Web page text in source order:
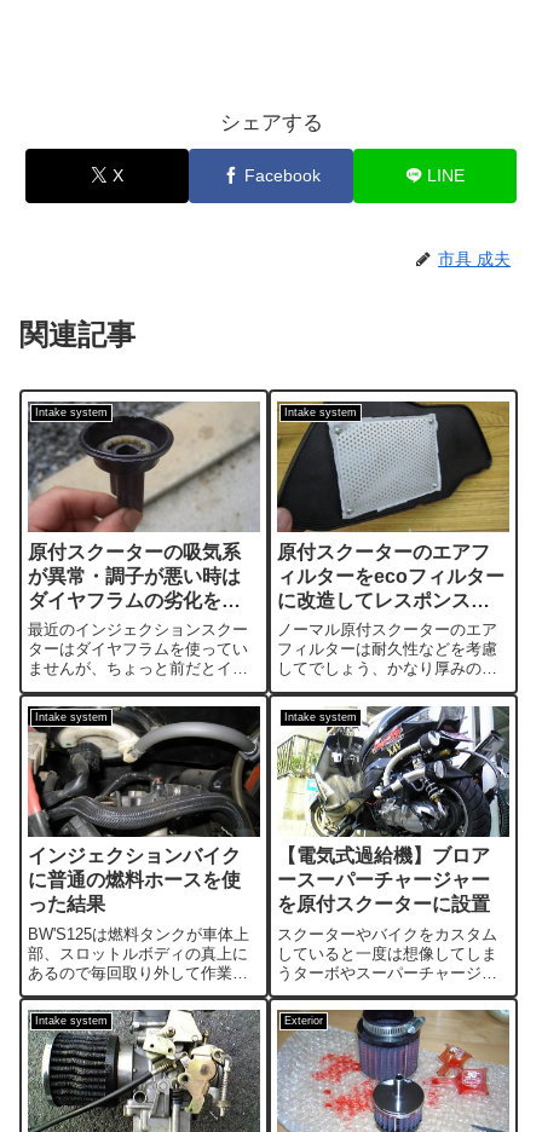
シェアする
X Facebook LINE
市具 成夫
関連記事
Intake system
原付スクーターの吸気系
が異常・調子が悪い時は
ダイヤフラムの劣化をチ
ェック
最近のインジェクションスクー
ターはダイヤフラムを使ってい
ませんが、ちょっと前だとイン
ジェクションなのにダイヤフラ
ムを使っていた車種がありまし
た。ＣＶ系キャブレターの場合
はダイヤフラムがついているの
で、「ダイヤフラムって何？」
という人は一応気...
Intake system
原付スクーターのエアフ
ィルターをecoフィルター
に改造してレスポンスを
上げる方法
ノーマル原付スクーターのエア
フィルターは耐久性などを考慮
してでしょう、かなり厚みのあ
るしっかりとしたフィルターに
なります。このフィルターを薄
いタイプに変更するとアクセル
レスポンスが良くなるのでお勧
めのカスタムになります。デメ
リットとしては耐...
Intake system
インジェクションバイク
に普通の燃料ホースを使
った結果
BW'S125は燃料タンクが車体上
部、スロットルボディの真上に
あるので毎回取り外して作業し
なければなりません。何度も取
り外ししてるうちに燃料タンク
とホースの接続口に亀裂が入
り、ガソリンが漏れ出しまし
た。おそらく似たような人もい
ると思いますの...
Intake system
【電気式過給機】ブロア
ースーパーチャージャー
を原付スクーターに設置
スクーターやバイクをカスタム
していると一度は想像してしま
うターボやスーパーチャージャ
ーの装着、しかし機械式でも排
気式でもワンオフパーツだらけ
になるのでお金がかかります。
パワーアップで考えると、どう
しても費用対効果でボアアップ
になるので個人レ...
Intake system Exterior